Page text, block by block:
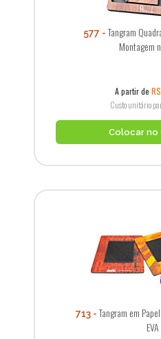
577
Tangram
Montagem
A partir de R$
Custo unitário
Colocar no
713
Tangram em
EVA